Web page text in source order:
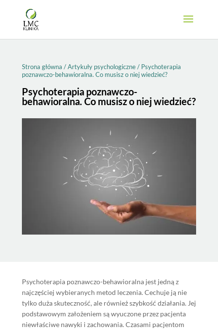
Strona główna /Artykuły psychologiczne/ Psychoterapia
poznawczo-behawioralna. Co musisz o niej wiedzieć?
Psychoterapia poznawczo-
behawioralna. Co musisz o niej wiedzieć?
Psychoterapia poznawczo-behawioralna jest jedną z
najczęściej wybieranych metod leczenia. Cechuje ją nie
tylko duża skuteczność, ale również szybkość działania. Jej
podstawowym założeniem są wyuczone przez pacjenta
niewłaściwe nawyki i zachowania. Czasami pacjentom